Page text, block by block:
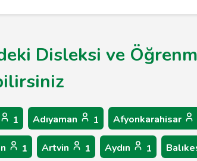
Disleksi ve
1 Adıyaman 1 Afyonkarahisar
1 Artvin 1 Aydın 1